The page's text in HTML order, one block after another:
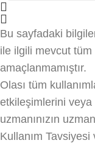
Bu sayfadaki
ile ilgili mevcut tüm
amaçlanmamıştır.
Olası tüm
etkileşimlerini veya
uzmanınızın
Kullanım